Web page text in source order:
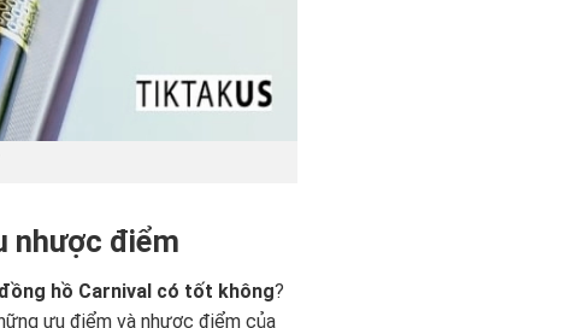
nhược điểm
đồng hồ Carnival có tốt không?
ưu điểm và nhược điểm của